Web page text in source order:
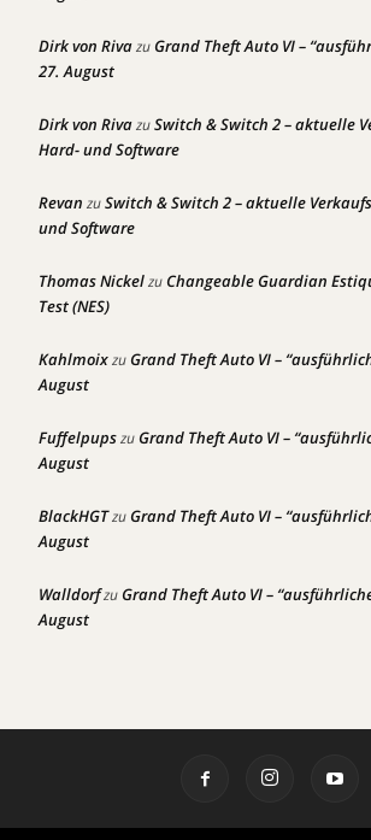
Dirk von RivazuGrand Theft Auto VI –
27. August
Dirk von RivazuSwitch & Switch 2 – aktuelle
Hard- und Software
Revan zuSwitch & Switch 2 – aktuelle
und Software
Thomas NickelzuChangeable Guardian
Test (NES)
KahlmoixzuGrand Theft Auto VI –
August
FuffelpupszuGrand Theft Auto VI –
August
BlackHGTzuGrand Theft Auto VI –
August
WalldorfzuGrand Theft Auto VI –
August